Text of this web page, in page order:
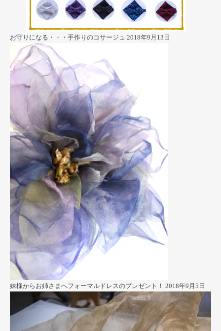
お守りになる・・・手作りのコサージュ 2018年9月13日
妹様からお姉さまへフォーマルドレスのプレゼント！ 2018年9月5日